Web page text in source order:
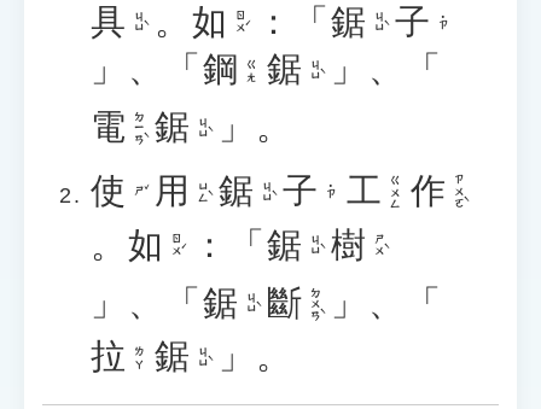
具 ㄐㄩˋ 。 如 ㄖㄨˊ ：「 鋸 ㄐㄩˋ 子 ˙ㄗ
」、「 鋼 ㄍㄤ 鋸 ㄐㄩˋ
」、「
電 ㄉㄧㄢˋ 鋸 ㄐㄩˋ
」。
使
ㄕˇ 用 ㄩㄥˋ 鋸 ㄐㄩˋ 子 ˙ㄗ 工 ㄍㄨㄥ 作 ㄗㄨㄛˋ
。 如 ㄖㄨˊ ：「 鋸 ㄐㄩˋ 樹 ㄕㄨˋ
」、「 鋸 ㄐㄩˋ 斷 ㄉㄨㄢˋ
」、「
拉 ㄌㄚ 鋸 ㄐㄩˋ 」。